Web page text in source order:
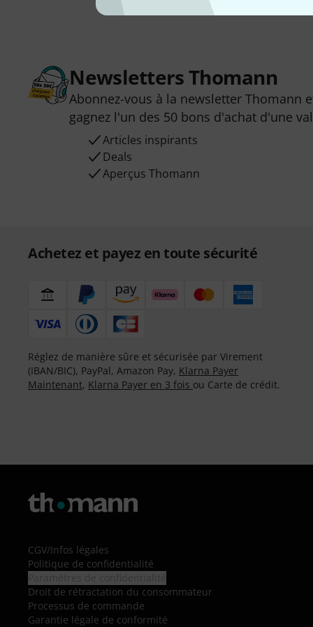
Newsletters Thomann
Abonnez-vous à la newsletter Thomann
gagnez l'un des 50 bons d'achat d'une
Articles inspirants
Deals
Aperçus Thomann
Achetez et payez en toute sécurité
Réglez de manière sûre et sécurisée par Virement
(IBAN/BIC), PayPal, Amazon Pay, Klarna Payer
Maintenant, Klarna Payer en 3 fois ou Carte de crédit.
CGV/Infos légales
Politique de confidentialité
Droit de rétractation du consommateur
Processus de commande
Garantie légale de conformité